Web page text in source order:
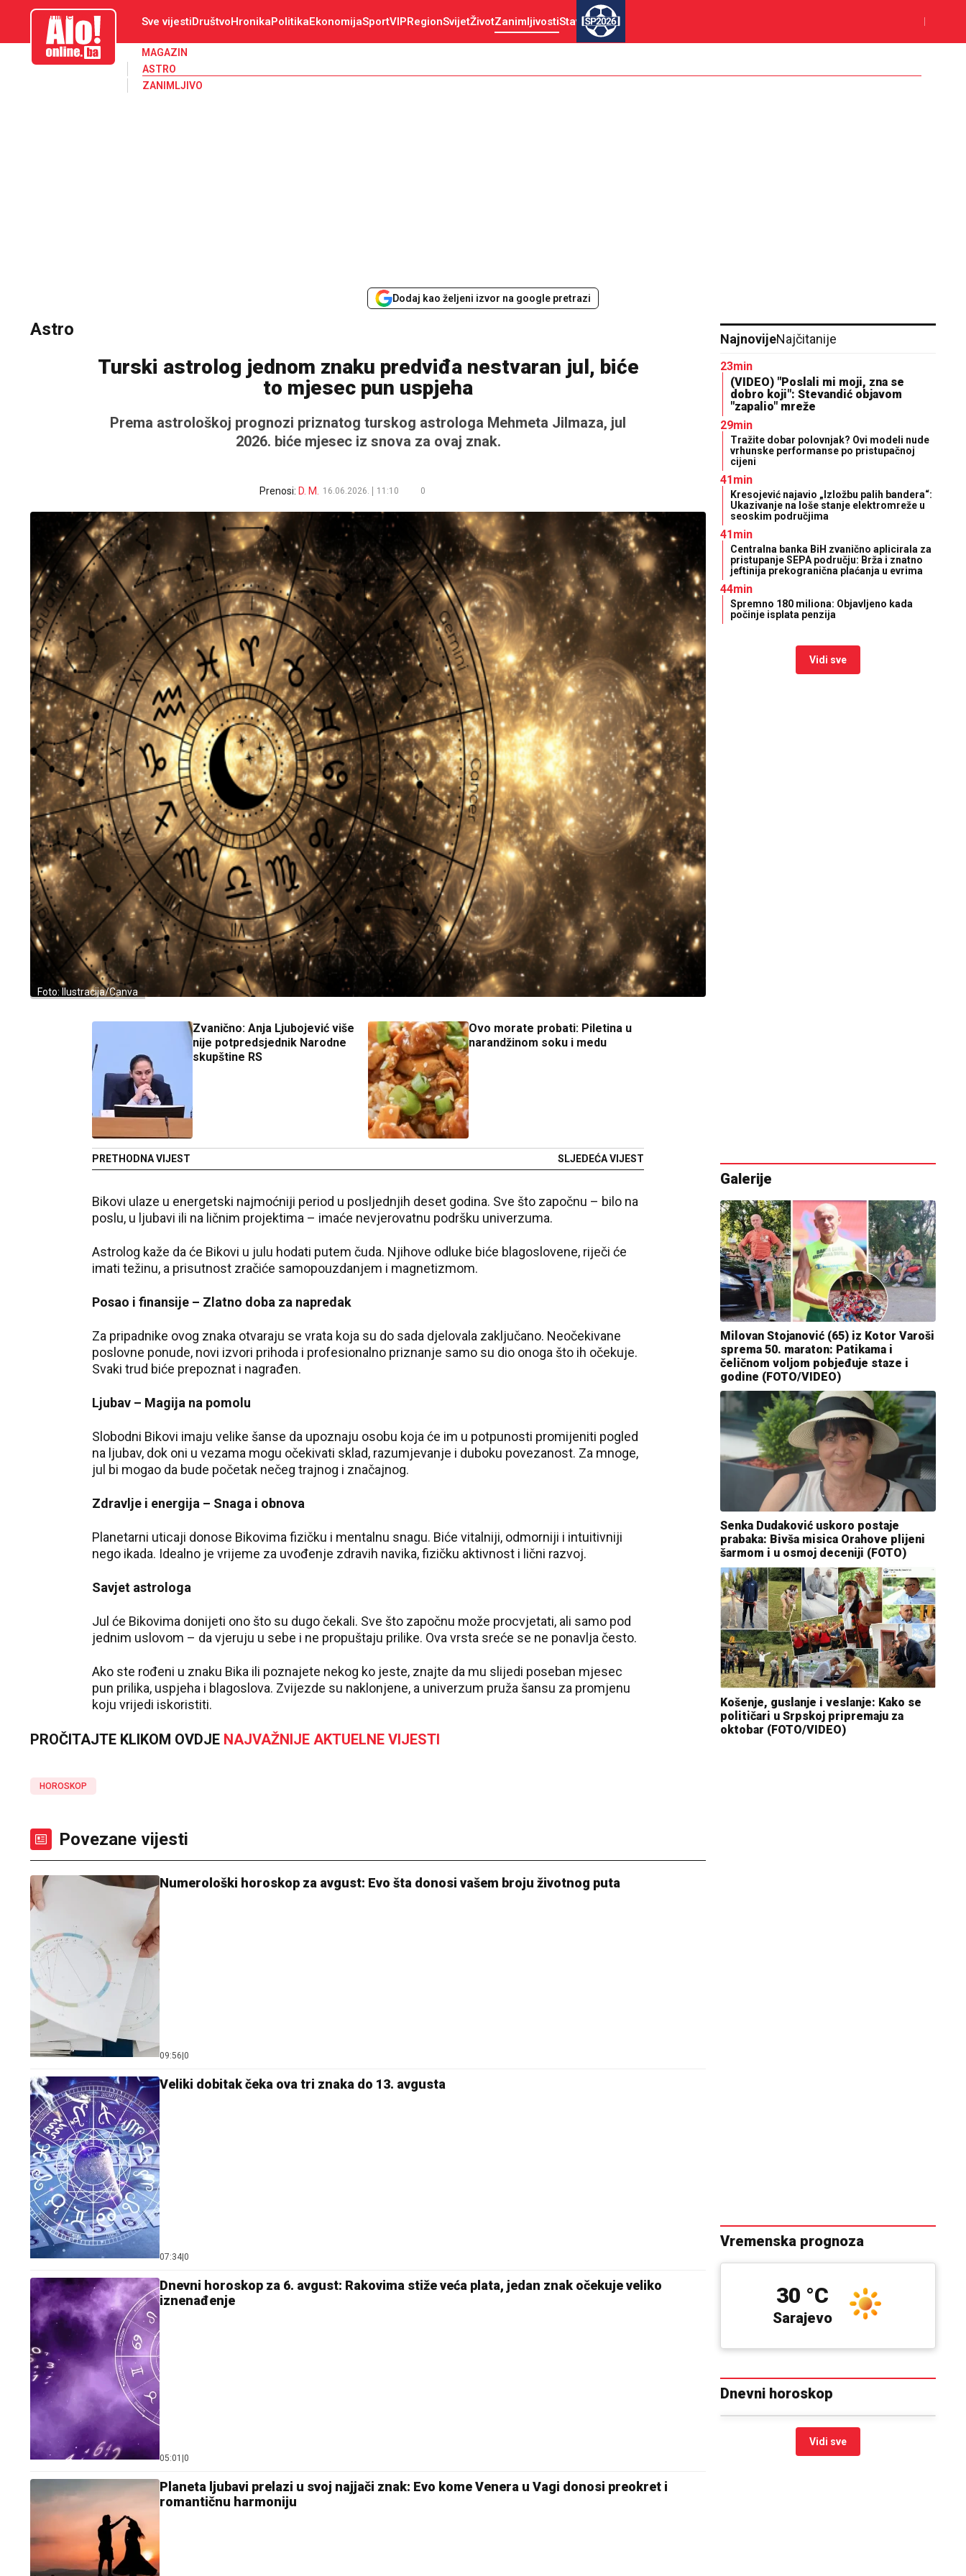
aloonline.ba Sve vijestiDruštvoHronikaPolitikaEkonomijaSportVIPRegionSvijetŽivotZanimljivostiStav SP2026
MAGAZIN
ASTRO
ZANIMLJIVO
Dodaj kao željeni izvor na google pretrazi
Astro
Turski astrolog jednom znaku predviđa nestvaran jul, biće
to mjesec pun uspjeha
Prema astrološkoj prognozi priznatog turskog astrologa Mehmeta Jilmaza, jul
2026. biće mjesec iz snova za ovaj znak.
Prenosi: D. M. 16.06.2026. 11:10 0
Foto: Ilustracija/Canva
Zvanično: Anja Ljubojević više
nije potpredsjednik Narodne
skupštine RS
PRETHODNA VIJEST
Ovo morate probati: Piletina u
narandžinom soku i medu
SLJEDEĆA VIJEST
Bikovi ulaze u energetski najmoćniji period u posljednjih deset godina. Sve što započnu – bilo na
poslu, u ljubavi ili na ličnim projektima – imaće nevjerovatnu podršku univerzuma.
Astrolog kaže da će Bikovi u julu hodati putem čuda. Njihove odluke biće blagoslovene, riječi će
imati težinu, a prisutnost zračiće samopouzdanjem i magnetizmom.
Posao i finansije – Zlatno doba za napredak
Za pripadnike ovog znaka otvaraju se vrata koja su do sada djelovala zaključano. Neočekivane
poslovne ponude, novi izvori prihoda i profesionalno priznanje samo su dio onoga što ih očekuje.
Svaki trud biće prepoznat i nagrađen.
Ljubav – Magija na pomolu
Slobodni Bikovi imaju velike šanse da upoznaju osobu koja će im u potpunosti promijeniti pogled
na ljubav, dok oni u vezama mogu očekivati sklad, razumjevanje i duboku povezanost. Za mnoge,
jul bi mogao da bude početak nečeg trajnog i značajnog.
Zdravlje i energija – Snaga i obnova
Planetarni uticaji donose Bikovima fizičku i mentalnu snagu. Biće vitalniji, odmorniji i intuitivniji
nego ikada. Idealno je vrijeme za uvođenje zdravih navika, fizičku aktivnost i lični razvoj.
Savjet astrologa
Jul će Bikovima donijeti ono što su dugo čekali. Sve što započnu može procvjetati, ali samo pod
jednim uslovom – da vjeruju u sebe i ne propuštaju prilike. Ova vrsta sreće se ne ponavlja često.
Ako ste rođeni u znaku Bika ili poznajete nekog ko jeste, znajte da mu slijedi poseban mjesec
pun prilika, uspjeha i blagoslova. Zvijezde su naklonjene, a univerzum pruža šansu za promjenu
koju vrijedi iskoristiti.
PROČITAJTE KLIKOM OVDJE NAJVAŽNIJE AKTUELNE VIJESTI
HOROSKOP
Povezane vijesti
Numerološki horoskop za avgust: Evo šta donosi vašem broju životnog puta
09:56 0
Veliki dobitak čeka ova tri znaka do 13. avgusta
07:34 0
Dnevni horoskop za 6. avgust: Rakovima stiže veća plata, jedan znak očekuje veliko
iznenađenje
05:01 0
Planeta ljubavi prelazi u svoj najjači znak: Evo kome Venera u Vagi donosi preokret i
romantičnu harmoniju
NajnovijeNajčitanije
23min
(VIDEO) "Poslali mi moji, zna se
dobro koji": Stevandić objavom
"zapalio" mreže
29min
Tražite dobar polovnjak? Ovi modeli nude
vrhunske performanse po pristupačnoj
cijeni
41min
Kresojević najavio „Izložbu palih bandera“:
Ukazivanje na loše stanje elektromreže u
seoskim područjima
41min
Centralna banka BiH zvanično aplicirala za
pristupanje SEPA području: Brža i znatno
jeftinija prekogranična plaćanja u evrima
44min
Spremno 180 miliona: Objavljeno kada
počinje isplata penzija
Vidi sve
Galerije
Milovan Stojanović (65) iz Kotor Varoši
sprema 50. maraton: Patikama i
čeličnom voljom pobjeđuje staze i
godine (FOTO/VIDEO)
Senka Dudaković uskoro postaje
prabaka: Bivša misica Orahove plijeni
šarmom i u osmoj deceniji (FOTO)
Košenje, guslanje i veslanje: Kako se
političari u Srpskoj pripremaju za
oktobar (FOTO/VIDEO)
Vremenska prognoza
27 °C
Sarajevo
30 °C
Dnevni horoskop
Vidi sve